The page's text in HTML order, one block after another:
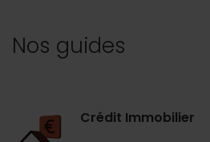
Nos guides
Crédit Immobilier